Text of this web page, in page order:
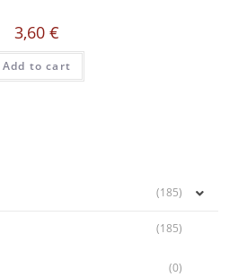
3,60 €
Add to cart
(185)
(185)
(0)